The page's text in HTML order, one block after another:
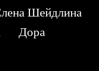
Шейдлина
Дора